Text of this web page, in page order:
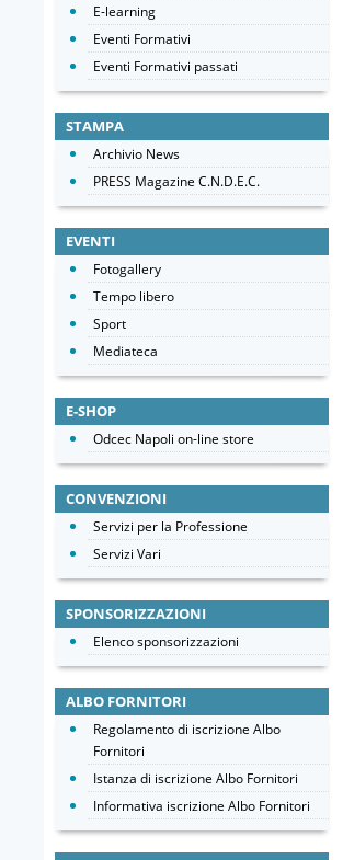
E-learning
Eventi Formativi
Eventi Formativi passati
STAMPA
Archivio News
PRESS Magazine C.N.D.E.C.
EVENTI
Fotogallery
Tempo libero
Sport
Mediateca
E-SHOP
Odcec Napoli on-line store
CONVENZIONI
Servizi per la Professione
Servizi Vari
SPONSORIZZAZIONI
Elenco sponsorizzazioni
ALBO FORNITORI
Regolamento di iscrizione Albo
Fornitori
Istanza di iscrizione Albo Fornitori
Informativa iscrizione Albo Fornitori